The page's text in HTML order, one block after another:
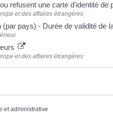
refusent une carte d'identité de
et des affaires étrangères
(par pays) - Durée de validité de
et des affaires étrangères
et administrative